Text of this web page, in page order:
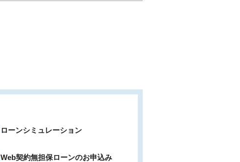
ローンシミュレーション
Web契約無担保ローンのお申込み